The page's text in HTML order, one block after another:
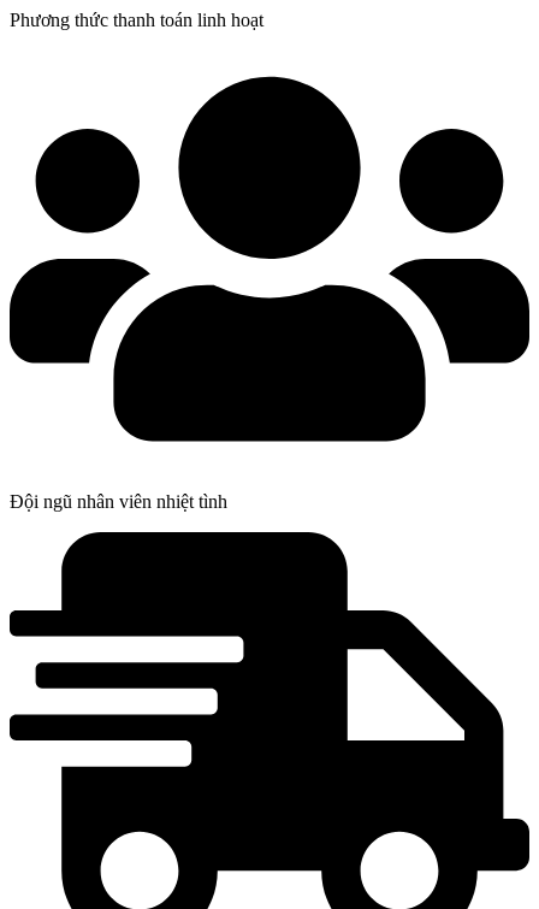
Phương thức thanh toán linh hoạt
Đội ngũ nhân viên nhiệt tình